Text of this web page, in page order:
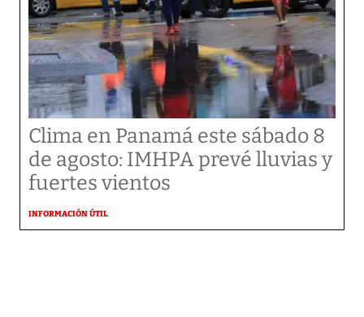
Clima en Panamá este sábado 8
de agosto: IMHPA prevé lluvias y
fuertes vientos
INFORMACIÓN ÚTIL